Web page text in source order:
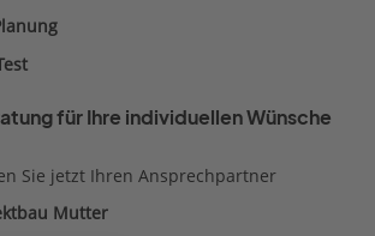
für Ihre individuellen Wünsche
Sie jetzt Ihren Ansprechpartner
Mutter